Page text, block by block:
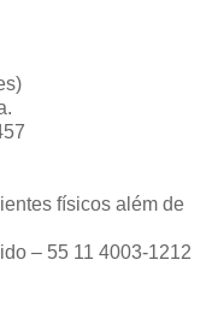
físicos além de
– 55 11 4003-1212